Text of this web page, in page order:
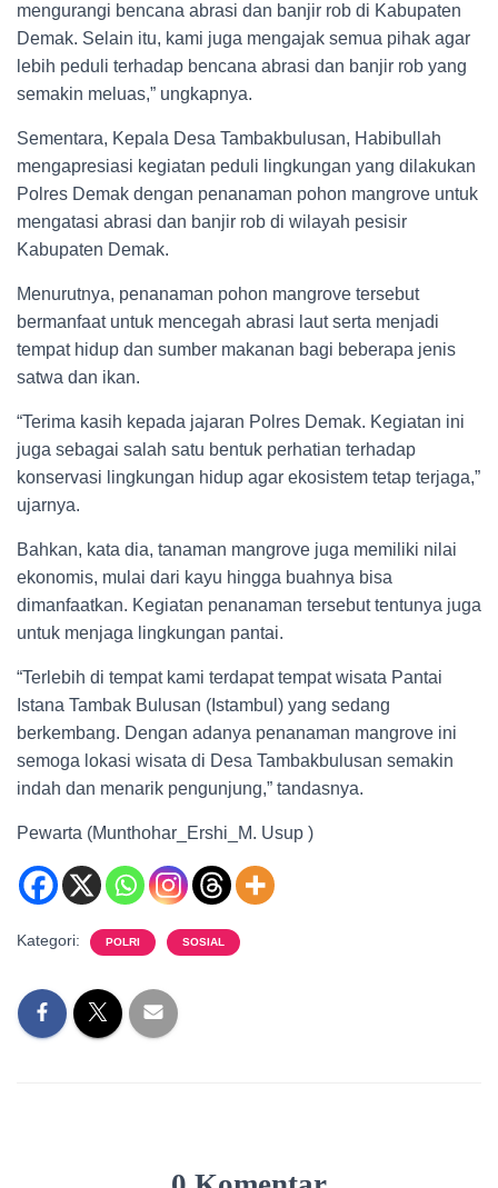
mengurangi bencana abrasi dan banjir rob di Kabupaten
Demak. Selain itu, kami juga mengajak semua pihak agar
lebih peduli terhadap bencana abrasi dan banjir rob yang
semakin meluas,” ungkapnya.
Sementara, Kepala Desa Tambakbulusan, Habibullah
mengapresiasi kegiatan peduli lingkungan yang dilakukan
Polres Demak dengan penanaman pohon mangrove untuk
mengatasi abrasi dan banjir rob di wilayah pesisir
Kabupaten Demak.
Menurutnya, penanaman pohon mangrove tersebut
bermanfaat untuk mencegah abrasi laut serta menjadi
tempat hidup dan sumber makanan bagi beberapa jenis
satwa dan ikan.
“Terima kasih kepada jajaran Polres Demak. Kegiatan ini
juga sebagai salah satu bentuk perhatian terhadap
konservasi lingkungan hidup agar ekosistem tetap terjaga,”
ujarnya.
Bahkan, kata dia, tanaman mangrove juga memiliki nilai
ekonomis, mulai dari kayu hingga buahnya bisa
dimanfaatkan. Kegiatan penanaman tersebut tentunya juga
untuk menjaga lingkungan pantai.
“Terlebih di tempat kami terdapat tempat wisata Pantai
Istana Tambak Bulusan (Istambul) yang sedang
berkembang. Dengan adanya penanaman mangrove ini
semoga lokasi wisata di Desa Tambakbulusan semakin
indah dan menarik pengunjung,” tandasnya.
Pewarta (Munthohar_Ershi_M. Usup )
Kategori: POLRI SOSIAL